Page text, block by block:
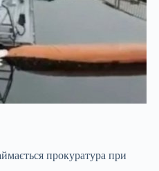
прокуратура при